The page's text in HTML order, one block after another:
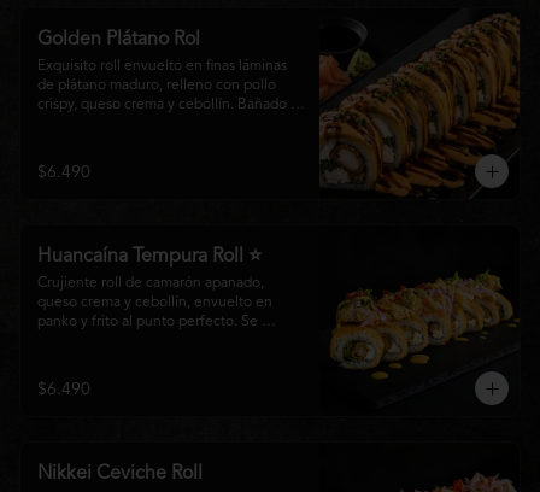
Golden Plátano Rol
Exquisito roll envuelto en finas láminas
de plátano maduro, relleno con pollo
crispy, queso crema y cebollín. Bañado
tostado y cebollín fresco. Una
combinación perfecta entre el dulzor del
$6.490
Huancaína Tempura Roll ⭐
Crujiente roll de camarón apanado,
queso crema y cebollín, envuelto en
panko y frito al punto perfecto. Se
y una sedosa salsa huancaína, finalizada
con toques de pimentón rojo fresco que
$6.490
Nikkei Ceviche Roll